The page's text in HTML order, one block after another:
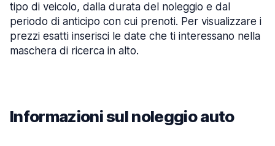
tipo di veicolo, dalla durata del noleggio e dal
periodo di anticipo con cui prenoti. Per visualizzare i
prezzi esatti inserisci le date che ti interessano nella
maschera di ricerca in alto.
Informazioni sul noleggio auto